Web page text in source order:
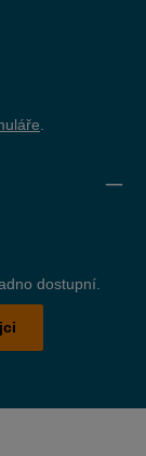
dostupní.